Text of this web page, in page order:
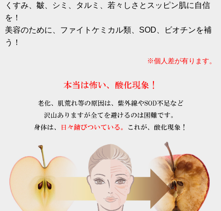
くすみ、皺、シミ、タルミ、若々しさとスッピン肌に自信
を！
美容のために、ファイトケミカル類、SOD、ビオチンを補
う！
※個人差が有ります。